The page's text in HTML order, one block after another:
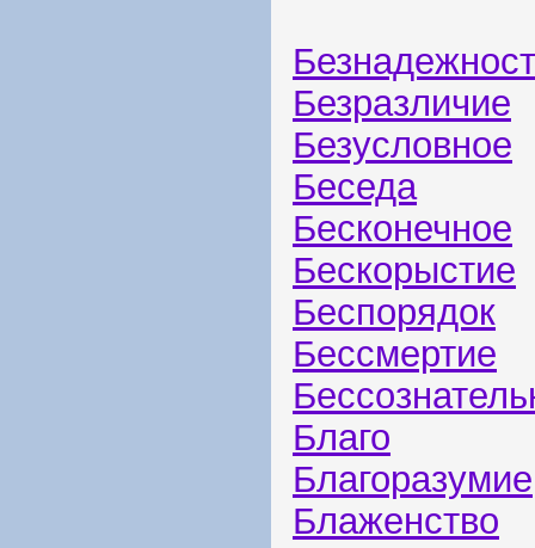
Безразличие
Безусловное
Беседа
Бесконечное
Бескорыстие
Беспорядок
Бессмертие
Благо
Благоразумие
Блаженство